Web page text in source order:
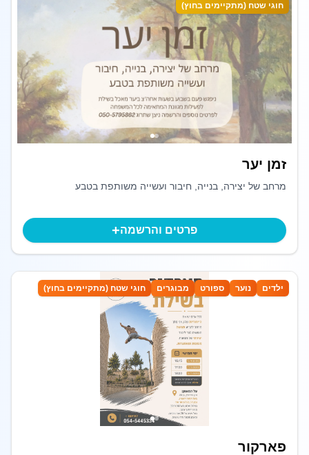
חוגי שטח (מתקיימים בחוץ)
זמן יער
מרחב של יצירה, בנייה, חיבור ועשייה משותפת בטבע
פרטים והרשמה+
ילדים נוער ספורט מבוגרים חוגי שטח (מתקיימים בחוץ)
פארקור